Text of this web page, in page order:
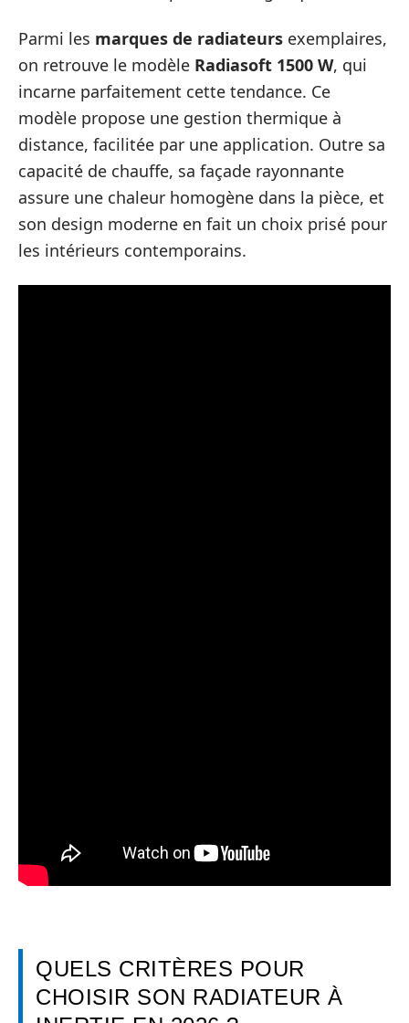
Parmi les marques de radiateurs exemplaires,
on retrouve le modèle Radiasoft 1500 W, qui
incarne parfaitement cette tendance. Ce
modèle propose une gestion thermique à
distance, facilitée par une application. Outre sa
capacité de chauffe, sa façade rayonnante
assure une chaleur homogène dans la pièce, et
son design moderne en fait un choix prisé pour
les intérieurs contemporains.
QUELS CRITÈRES POUR
CHOISIR SON RADIATEUR À